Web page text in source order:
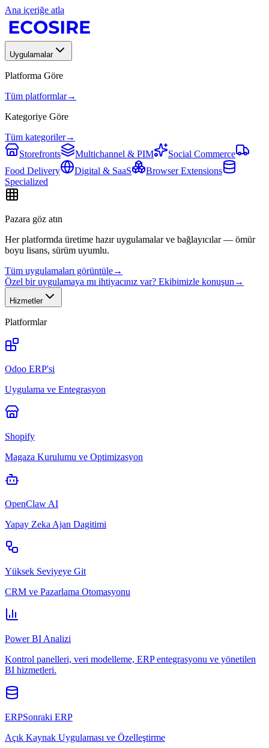
Ana içeriğe atla
Uygulamalar
Platforma Göre
Tüm platformlar→
Kategoriye Göre
Tüm kategoriler→
Storefronts
Multichannel & PIM
Social Commerce
Food Delivery
Digital & SaaS
Browser Extensions
Specialized
Pazara göz atın
Her platformda üretime hazır uygulamalar ve bağlayıcılar — ömür
boyu lisans, sürüm uyumlu.
Tüm uygulamaları görüntüle→
Özel bir uygulamaya mı ihtiyacınız var? Ekibimizle konuşun →
Hizmetler
Platformlar
Odoo ERP'si
Uygulama ve Entegrasyon
Shopify
Magaza Kurulumu ve Optimizasyon
OpenClaw AI
Yapay Zeka Ajan Dagitimi
Yüksek Seviyeye Git
CRM ve Pazarlama Otomasyonu
Power BI Analizi
Kontrol panelleri, veri modelleme, ERP entegrasyonu ve yönetilen
BI hizmetleri.
ERPSonraki ERP
Açık Kaynak Uygulaması ve Özelleştirme